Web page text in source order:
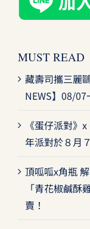
MUST READ
藏壽司攜三麗
NEWS】08/
《蛋仔派對》
年派對於８月
頂呱呱x角瓶
「青花椒鹹酥
賣！